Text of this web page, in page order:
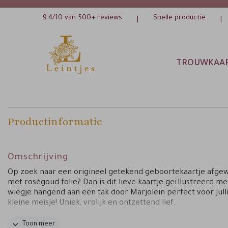
9.4/10 van 500+ reviews Snelle productie
Productinformatie
Omschrijving
Op zoek naar een origineel getekend geboortekaartje
met roségoud folie? Dan is dit lieve kaartje geïllustreerd
wiegje hangend aan een tak door Marjolein perfect voor
kleine meisje! Uniek, vrolijk en ontzettend lief.
Tips van Marjolein:
Toon meer